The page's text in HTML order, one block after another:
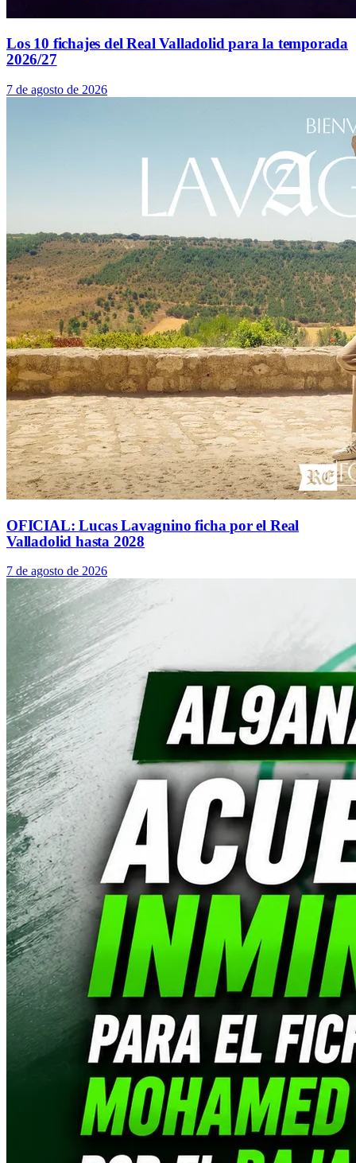
Los 10 fichajes del Real Valladolid para la temporada
2026/27
7 de agosto de 2026
OFICIAL: Lucas Lavagnino ficha por el Real
Valladolid hasta 2028
7 de agosto de 2026